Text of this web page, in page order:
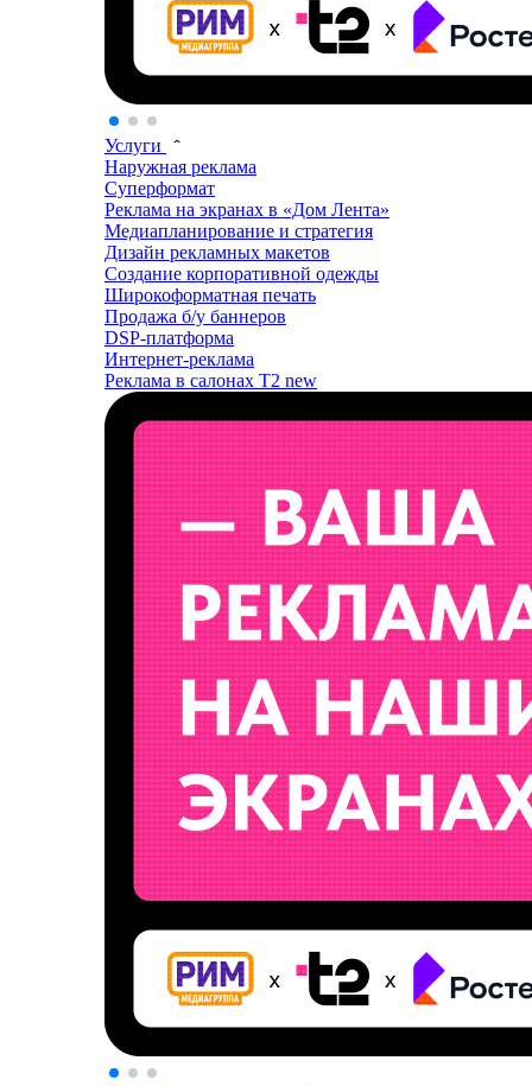
Услуги
Наружная реклама
Суперформат
Реклама на экранах в «Дом Лента»
Медиапланирование и стратегия
Дизайн рекламных макетов
Создание корпоративной одежды
Широкоформатная печать
Продажа б/у баннеров
DSP-платформа
Интернет-реклама
Реклама в салонах T2 new